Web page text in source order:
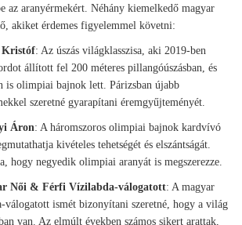
az aranyérmekért. Néhány kiemelkedő magyar
akiket érdemes figyelemmel követni:
: Az úszás világklasszisa, aki 2019-ben
állított fel 200 méteres pillangóúszásban, és
is olimpiai bajnok lett. Párizsban újabb
szeretné gyarapítani éremgyűjteményét.
Áron: A háromszoros olimpiai bajnok kardvívó
kivételes tehetségét és elszántságát.
hogy negyedik olimpiai aranyát is megszerezze.
Női & Férfi Vízilabda-válogatott: A magyar
válogatott ismét bizonyítani szeretné, hogy a világ
van. Az elmúlt években számos sikert arattak,